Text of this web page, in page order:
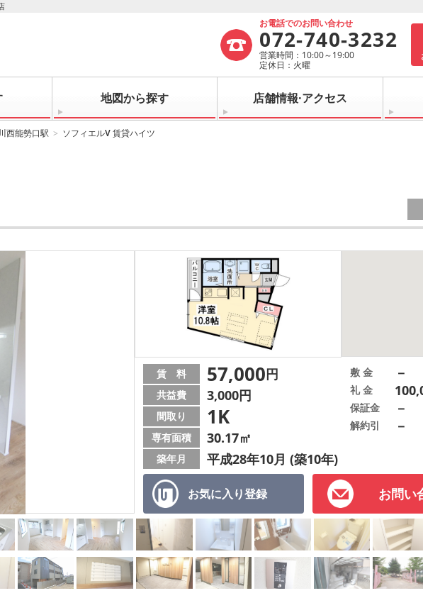
お電話でのお問い合わせ
072-740-3232
営業時間：10:00～19:00
定休日：火曜
地図から探す 店舗情報·アクセス
川西能勢口駅 ソフィエルⅤ 賃貸ハイツ
お気に入り登録 お問い
賃 料 57,000円
共益費 3,000円
間取り 1K
専有面積 30.17㎡
築年月 平成28年10月 (築10年)
敷 金 －
礼 金
保証金 －
解約引 －